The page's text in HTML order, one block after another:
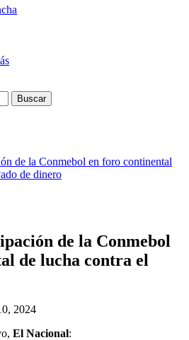
de la Conmebol en foro continental
de dinero
de la Conmebol
de lucha contra el
2024
El Nacional: